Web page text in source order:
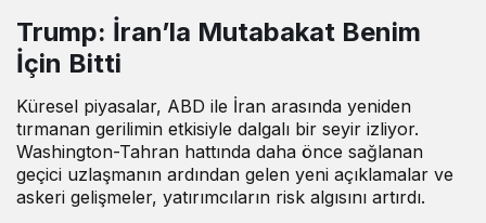
Trump: İran’la Mutabakat Benim
İçin Bitti
Küresel piyasalar, ABD ile İran arasında yeniden
tırmanan gerilimin etkisiyle dalgalı bir seyir izliyor.
Washington-Tahran hattında daha önce sağlanan
geçici uzlaşmanın ardından gelen yeni açıklamalar ve
askeri gelişmeler, yatırımcıların risk algısını artırdı.